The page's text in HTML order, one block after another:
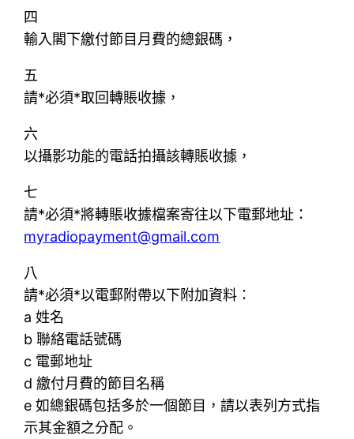
四
輸入閣下繳付節目月費的總銀碼，
五
請*必須*取回轉賬收據，
六
以攝影功能的電話拍攝該轉賬收據，
七
請*必須*將轉賬收據檔案寄往以下電郵地址：
myradiopayment@gmail.com
八
請*必須*以電郵附帶以下附加資料：
a 姓名
b 聯絡電話號碼
c 電郵地址
d 繳付月費的節目名稱
e 如總銀碼包括多於一個節目，請以表列方式指
示其金額之分配。